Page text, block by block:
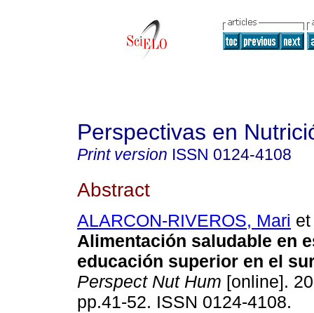
Perspectivas en
Print version ISSN 0124-4108
Abstract
ALARCON-RIVEROS, Mari
Alimentación saludable en
educación superior en el
Perspect Nut Hum [online].
pp.41-52. ISSN 0124-4108.